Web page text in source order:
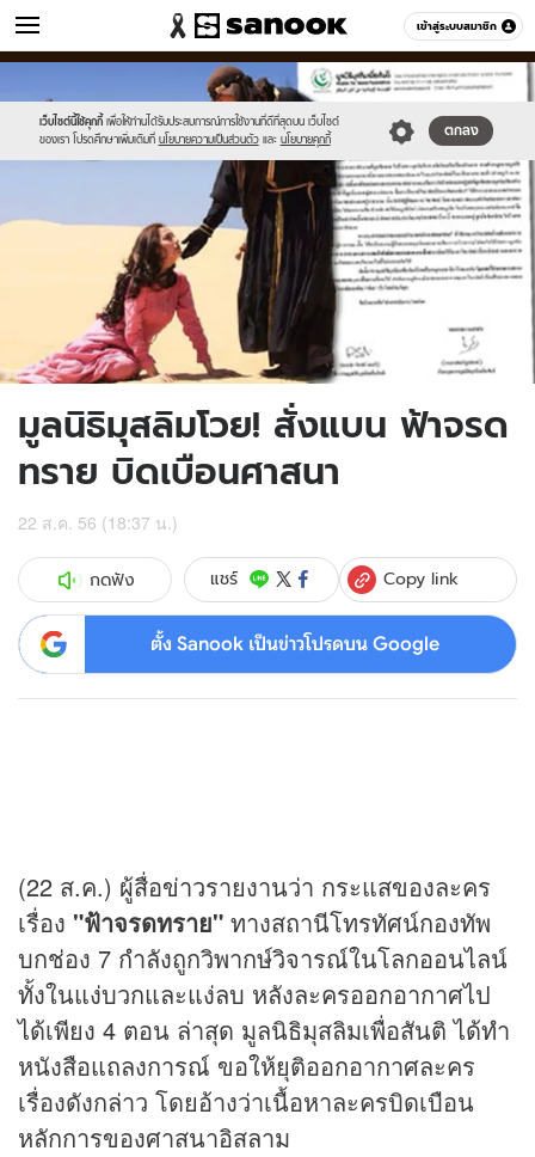
เข้าสู่ระบบสมาชิก
ข่าว หมวดอื่นๆ
เว็บไซต์นี้ใช้คุกกี้ เพื่อให้ท่านได้รับประสบการณ์การใช้งานที่ดีที่สุดบน เว็บไซต์
ของเรา โปรดศึกษาเพิ่มเติมที่ นโยบายความเป็นส่วนตัว และ นโยบายคุกกี้
ตกลง
//s.isanook.com/sr/0/images/logo-
new-
sanook.png
//s.isanook.com/ns/0/ud/240/1204431/news04-
1.jpg
มูลนิธิมุสลิมโวย! สั่งแบน ฟ้าจรด
ทราย บิดเบือนศาสนา
22 ส.ค. 56 (18:37 น.)
กดฟัง แชร์ Copy link
ตั้ง Sanook เป็นข่าวโปรดบน Google
(22 ส.ค.) ผู้สื่อข่าวรายงานว่า กระแสของละคร
เรื่อง "ฟ้าจรดทราย" ทางสถานีโทรทัศน์กองทัพ
บกช่อง 7 กำลังถูกวิพากษ์วิจารณ์ในโลกออนไลน์
ทั้งในแง่บวกและแง่ลบ หลังละครออกอากาศไป
ได้เพียง 4 ตอน ล่าสุด มูลนิธิมุสลิมเพื่อสันติ ได้ทำ
หนังสือแถลงการณ์ ขอให้ยุติออกอากาศละคร
เรื่องดังกล่าว โดยอ้างว่าเนื้อหาละครบิดเบือน
หลักการของศาสนาอิสลาม